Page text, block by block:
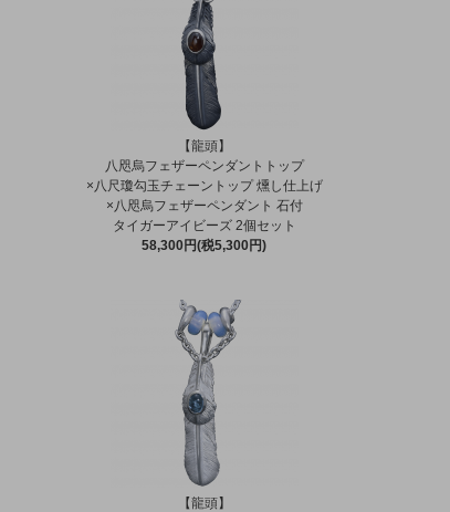
【龍頭】
八咫烏フェザーペンダントトップ
×八尺瓊勾玉チェーントップ 燻し仕上げ
×八咫烏フェザーペンダント 石付
タイガーアイビーズ 2個セット
58,300円(税5,300円)
【龍頭】